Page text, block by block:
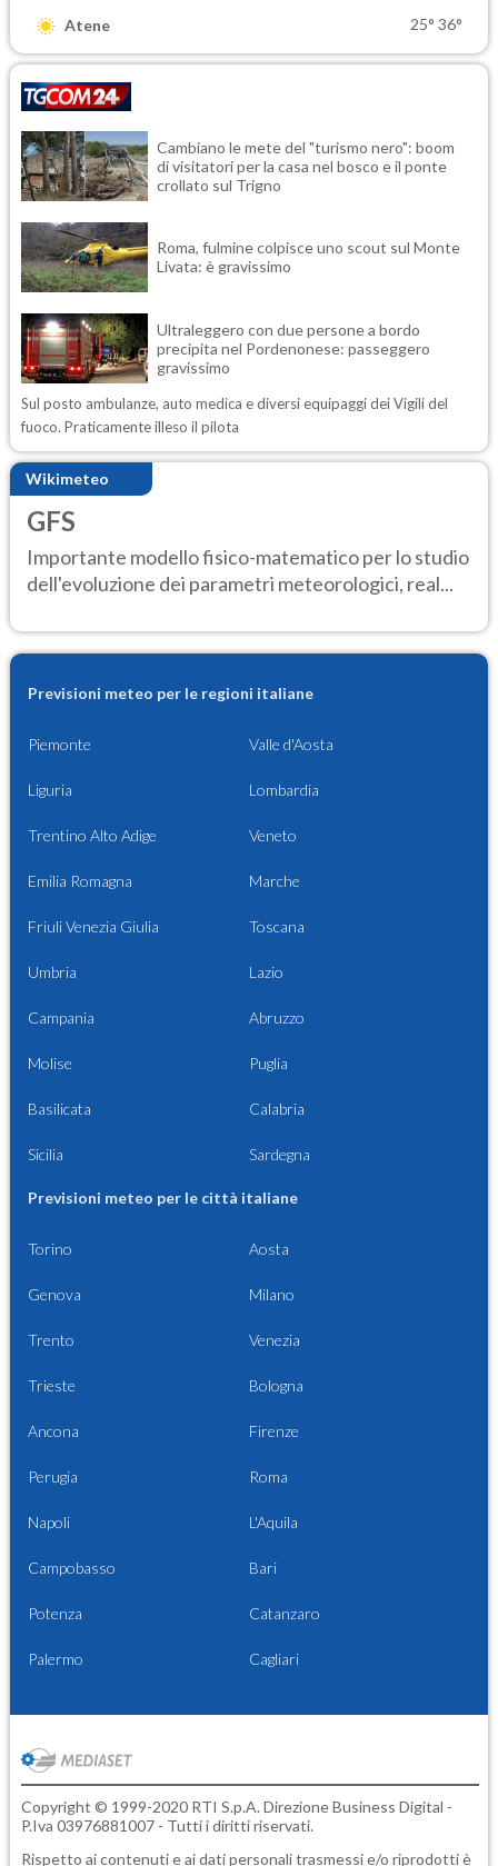
Atene 25° 36°
Cambiano le mete del "turismo nero": boom
di visitatori per la casa nel bosco e il ponte
crollato sul Trigno
Roma, fulmine colpisce uno scout sul Monte
Livata: è gravissimo
Ultraleggero con due persone a bordo
precipita nel Pordenonese: passeggero
gravissimo
Sul posto ambulanze, auto medica e diversi equipaggi dei Vigili del
fuoco. Praticamente illeso il pilota
Wikimeteo
GFS
Importante modello fisico-matematico per lo studio
dell'evoluzione dei parametri meteorologici, real...
Previsioni meteo per le regioni italiane
Piemonte Valle d'Aosta
Liguria Lombardia
Trentino Alto Adige Veneto
Emilia Romagna Marche
Friuli Venezia Giulia Toscana
Umbria Lazio
Campania Abruzzo
Molise Puglia
Basilicata Calabria
Sicilia Sardegna
Previsioni meteo per le città italiane
Torino Aosta
Genova Milano
Trento Venezia
Trieste Bologna
Ancona Firenze
Perugia Roma
Napoli L'Aquila
Campobasso Bari
Potenza Catanzaro
Palermo Cagliari
Copyright © 1999-2020 RTI S.p.A. Direzione Business Digital -
P.Iva 03976881007 - Tutti i diritti riservati.
Rispetto ai contenuti e ai dati personali trasmessi e/o riprodotti è